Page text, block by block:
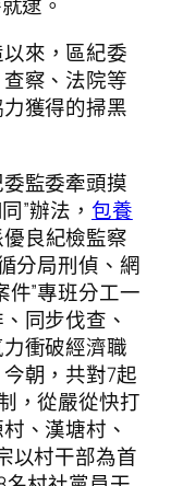
來，區紀委
察、法院等
獲得的掃黑
監委牽頭摸
”辦法， 包養
良紀檢監察
分局刑偵、網
件”專班分工一
同步伐查、
衝破經濟職
朝，共對7起
，從嚴從快打
、漢塘村、
以村干部為首